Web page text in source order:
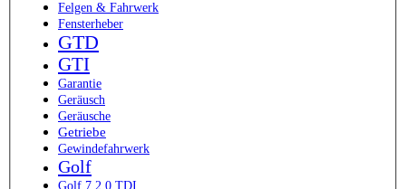
Felgen & Fahrwerk
Fensterheber
GTD
GTI
Garantie
Geräusch
Geräusche
Getriebe
Gewindefahrwerk
Golf
Golf 7 2.0 TDI